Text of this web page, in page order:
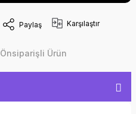
Paylaş Karşılaştır
Önsiparişli Ürün